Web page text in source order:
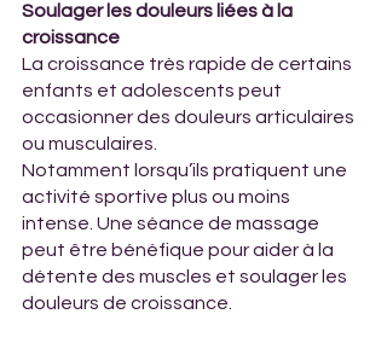
Soulager les douleurs liées à la
croissance
La croissance très rapide de certains
enfants et adolescents peut
occasionner des douleurs articulaires
ou musculaires.
Notamment lorsqu’ils pratiquent une
activité sportive plus ou moins
intense. Une séance de massage
peut être bénéfique pour aider à la
détente des muscles et soulager les
douleurs de croissance.